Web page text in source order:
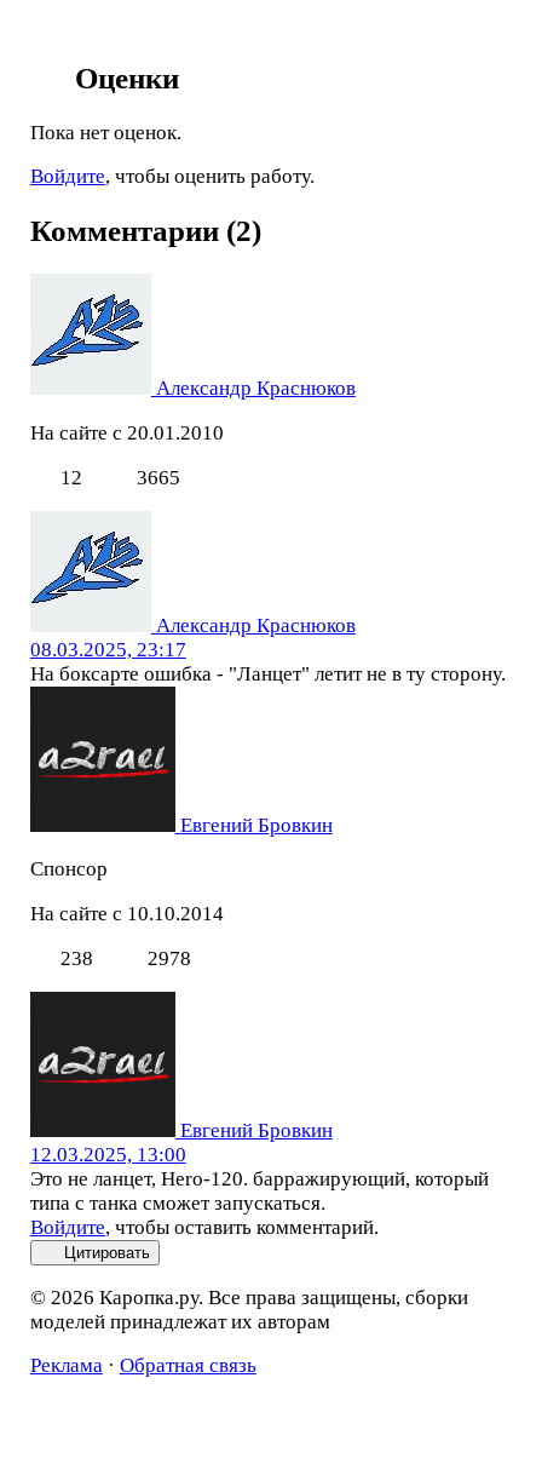
Оценки
Пока нет оценок.
Войдите, чтобы оценить работу.
Комментарии (2)
Александр Краснюков
На сайте с 20.01.2010
12
3665
Александр Краснюков
08.03.2025, 23:17
На боксарте ошибка - "Ланцет" летит не в ту сторону.
Евгений Бровкин
Спонсор
На сайте с 10.10.2014
238
2978
Евгений Бровкин
12.03.2025, 13:00
Это не ланцет, Hero-120. барражирующий, который
типа с танка сможет запускаться.
Войдите, чтобы оставить комментарий.
Цитировать
© 2026 Каропка.ру. Все права защищены, сборки
моделей принадлежат их авторам
Реклама· Обратная связь